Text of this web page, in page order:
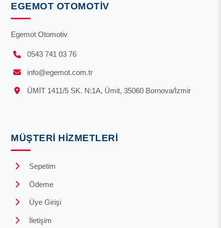
EGEMOT OTOMOTIV
Egemot Otomotiv
0543 741 03 76
info@egemot.com.tr
ÜMİT 1411/5 SK. N:1A, Ümit, 35060 Bornova/İzmir
MÜŞTERI HIZMETLERI
Sepetim
Ödeme
Üye Girişi
İletişim